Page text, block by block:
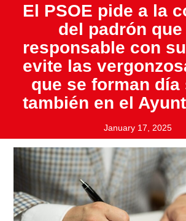
El PSOE pide a la
del padrón que
responsable con
evite las
que se forman día
también en el
January 17, 2025